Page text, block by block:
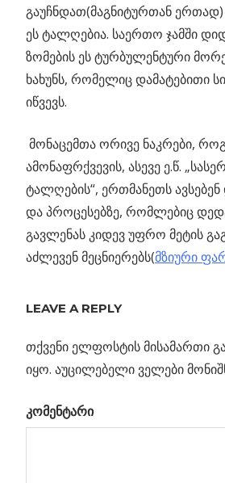
გაუჩნდათ(მაგნიტურთან
ეს ტალღებია. საერთო ჯამში
ზომების ეს ტურბულენტური
ხახუნს, რომელიც დამატებითი
იწვევს.
მონაცემთა ორივე ნაკრები,
ამონაფრქვევის, ასევე ე.წ.
ტალღების“, ერთმანეთს ავსებენ
და პროცესებზე, რომლებიც
გავლენას კიდევ უფრო მეტის
აძლევენ მეცნიერებს(მზიური
ᲐᲛᲝᲜᲐᲤᲠᲥᲕᲔᲕᲘ
ნავიგაცია
Previous
ლინზირება
LEAVE A REPLY
თქვენი ელფოსტის მისამართი
იყო. აუცილებელი ველები
კომენტარი